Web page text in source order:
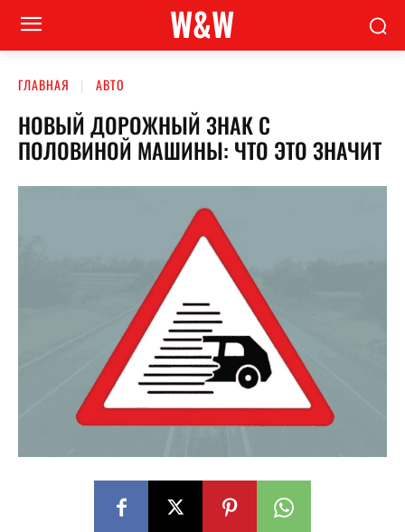
W&W
ГЛАВНАЯ АВТО
НОВЫЙ ДОРОЖНЫЙ ЗНАК С
ПОЛОВИНОЙ МАШИНЫ: ЧТО ЭТО ЗНАЧИТ